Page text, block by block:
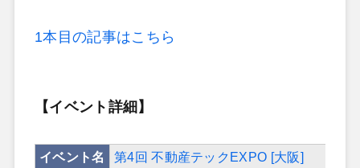
1本目の記事はこちら
【イベント詳細】
イベント名 第4回 不動産テックEXPO [大阪]